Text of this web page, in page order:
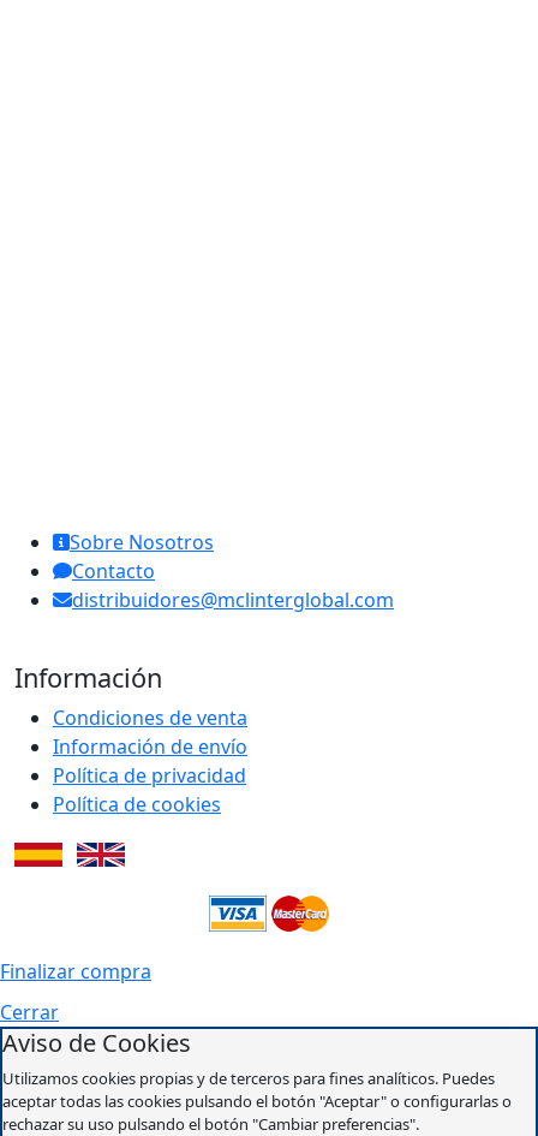
Sobre Nosotros
Contacto
distribuidores@mclinterglobal.com
Información
Condiciones de venta
Información de envío
Política de privacidad
Política de cookies
Finalizar compra
Cerrar
Aviso de Cookies
Utilizamos cookies propias y de terceros para fines analíticos. Puedes
aceptar todas las cookies pulsando el botón "Aceptar" o configurarlas o
rechazar su uso pulsando el botón "Cambiar preferencias".